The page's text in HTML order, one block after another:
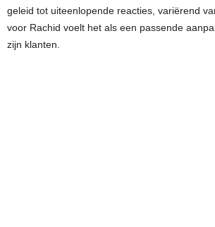
geleid tot uiteenlopende reacties, variërend
voor Rachid voelt het als een passende
zijn klanten.